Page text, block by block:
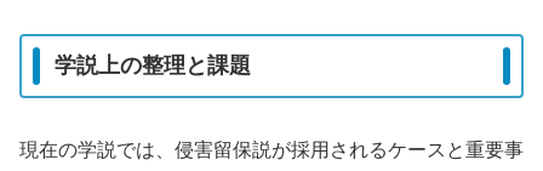
学説上の整理と課題
現在の学説では、侵害留保説が採用されるケースと重要事